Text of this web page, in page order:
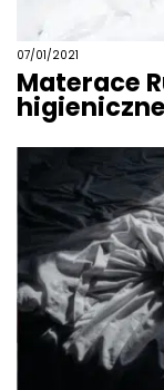
07/01/2021
Materace